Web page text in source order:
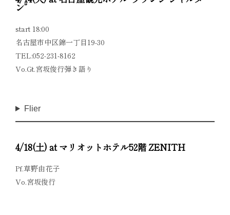
ン”
start 18:00
名古屋市中区錦一丁目19-30
TEL:052-231-8162
Vo.Gt.宮坂俊行弾き語り
Flier
4/18(土) at マリオットホテル52階 ZENITH
Pf.草野由花子
Vo.宮坂俊行